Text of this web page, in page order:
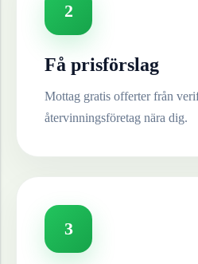
2
Få prisförslag
Mottag gratis offerter från
återvinningsföretag nära dig.
3